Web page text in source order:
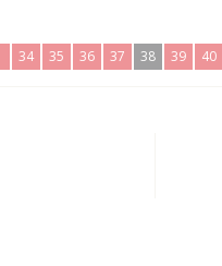
34 35 36 37 38 39 40